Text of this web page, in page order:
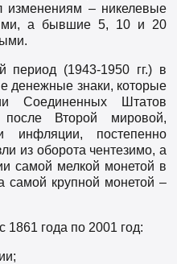
изменениям – никелевые
а бывшие 5, 10 и 20
(1943-1950 гг.) в
денежные знаки, которые
Соединенных Штатов
Второй мировой,
инфляции, постепенно
из оборота чентезимо, а
самой мелкой монетой в
крупной монетой –
года по 2001 год: